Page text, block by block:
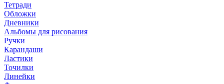
Тетради
Обложки
Дневники
Альбомы для рисования
Ручки
Карандаши
Ластики
Точилки
Линейки